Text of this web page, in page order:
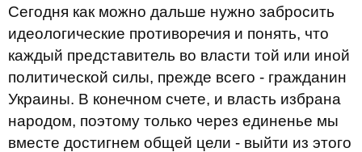
Сегодня как можно дальше нужно забросить
идеологические противоречия и понять, что
каждый представитель во власти той или иной
политической силы, прежде всего - гражданин
Украины. В конечном счете, и власть избрана
народом, поэтому только через единенье мы
вместе достигнем общей цели - выйти из этого